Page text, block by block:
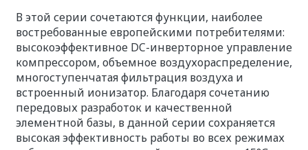
В этой серии сочетаются функции, наиболее
востребованные европейскими потребителями:
высокоэффективное DC-инверторное управление
компрессором, объемное воздухораспределение,
многоступенчатая фильтрация воздуха и
встроенный ионизатор. Благодаря сочетанию
передовых разработок и качественной
элементной базы, в данной серии сохраняется
высокая эффективность работы во всех режимах